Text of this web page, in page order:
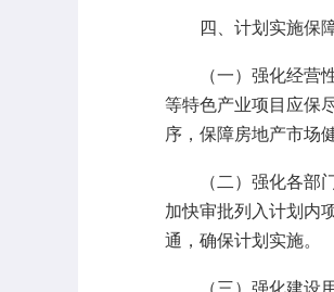
四、计划实施保
（一）强化经营性
等特色产业项目应保
序，保障房地产市场
（二）强化各部门
加快审批列入计划内
通，确保计划实施。
（三）强化建设用